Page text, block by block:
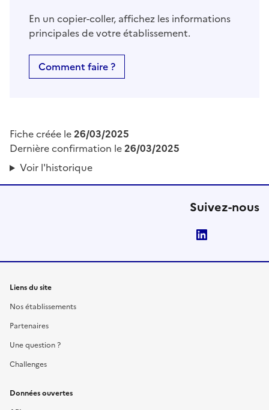
En un copier-coller, affichez les informations
principales de votre établissement.
Comment faire ?
Fiche créée le26/03/2025
Dernière confirmation le26/03/2025
Voir l'historique
Suivez-nous
Liens du site
Nos établissements
Partenaires
Une question ?
Challenges
Données ouvertes